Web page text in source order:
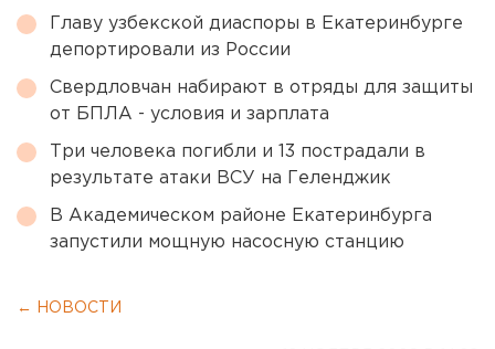
Главу узбекской диаспоры в Екатеринбурге
депортировали из России
Свердловчан набирают в отряды для защиты
от БПЛА - условия и зарплата
Три человека погибли и 13 пострадали в
результате атаки ВСУ на Геленджик
В Академическом районе Екатеринбурга
запустили мощную насосную станцию
← НОВОСТИ